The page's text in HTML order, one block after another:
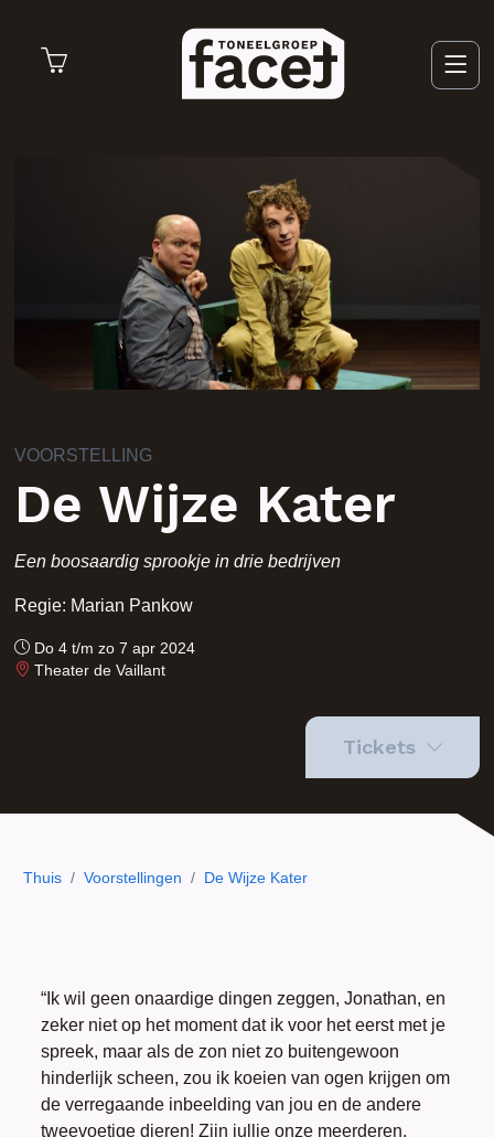
Voorstellingen
VOORSTELLING
De Wijze Kater
Een boosaardig sprookje in drie bedrijven
Regie: Marian Pankow
Do 4 t/m zo 7 apr 2024
Theater de Vaillant
Tickets
Thuis / Voorstellingen / De Wijze Kater
“Ik wil geen onaardige dingen zeggen, Jonathan, en
zeker niet op het moment dat ik voor het eerst met je
spreek, maar als de zon niet zo buitengewoon
hinderlijk scheen, zou ik koeien van ogen krijgen om
de verregaande inbeelding van jou en de andere
tweevoetige dieren! Zijn jullie onze meerderen,